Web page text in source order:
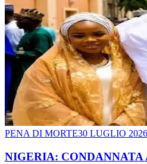
PENA DI MORTE30 LUGLIO 2026
NIGERIA: CONDANNATA